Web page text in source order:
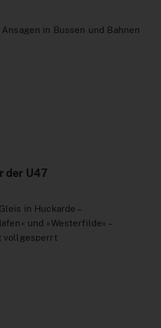
in Bussen und Bahnen
der U47
in Huckarde –
und »Westerfilde« –
vollgesperrt